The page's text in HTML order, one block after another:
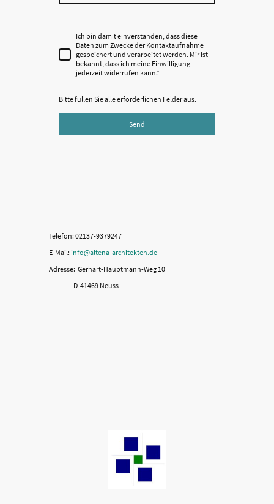
Ich bin damit einverstanden, dass diese
Daten zum Zwecke der Kontaktaufnahme
gespeichert und verarbeitet werden. Mir ist
bekannt, dass ich meine Einwilligung
jederzeit widerrufen kann.*
Bitte füllen Sie alle erforderlichen Felder aus.
Send
Telefon: 02137-9379247
E-Mail: info@altena-architekten.de
Adresse: Gerhart-Hauptmann-Weg 10
D-41469 Neuss